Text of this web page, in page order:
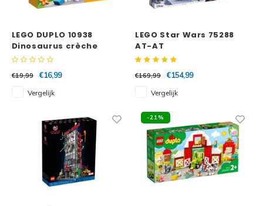
LEGO DUPLO 10938
Dinosaurus crèche
€19,99
€16,99
Vergelijk
LEGO Star Wars 75288
AT-AT
€169,99
€154,99
Vergelijk
-21%